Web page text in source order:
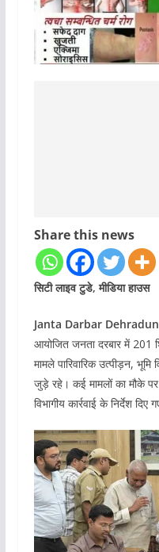
Share this news
सिटी लाइव टुडे, मीडिया हाउस
Janta Darbar Dehradun
आयोजित जनता दरबार में 201
मामले पारिवारिक उत्पीड़न,
जुड़े रहे। कई मामलों का मौके
विभागीय कार्रवाई के निर्देश दिए